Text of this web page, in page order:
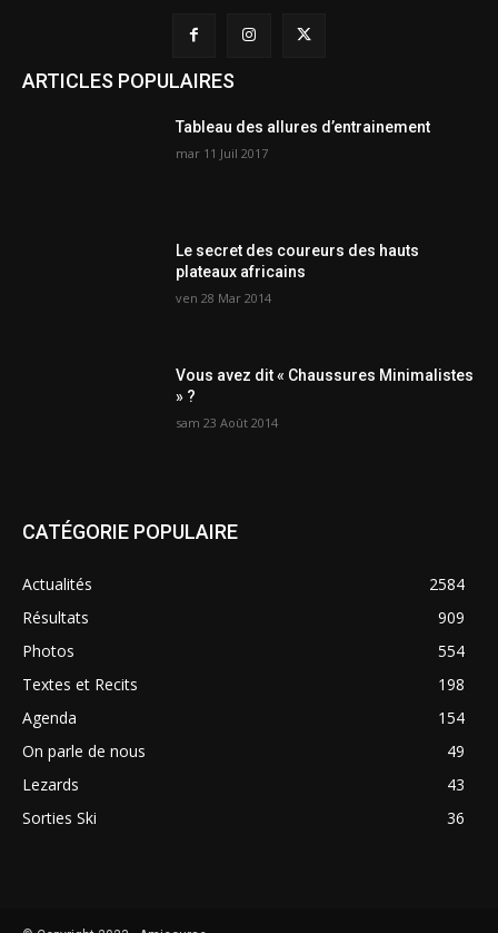
ARTICLES POPULAIRES
Tableau des allures d’entrainement
mar 11 Juil 2017
Le secret des coureurs des hauts
plateaux africains
ven 28 Mar 2014
Vous avez dit « Chaussures Minimalistes
» ?
sam 23 Août 2014
CATÉGORIE POPULAIRE
Actualités
2584
Résultats
909
Photos
554
Textes et Recits
198
Agenda
154
On parle de nous
49
Lezards
43
Sorties Ski
36